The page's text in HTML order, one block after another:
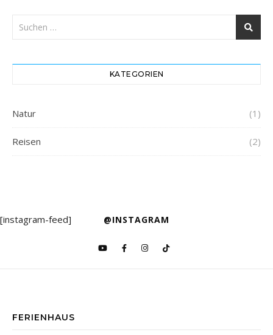
KATEGORIEN
Natur (1)
Reisen (2)
@INSTAGRAM
[instagram-feed]
FERIENHAUS